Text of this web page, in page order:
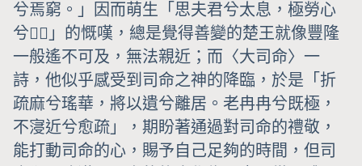
兮焉窮。」因而萌生「思夫君兮太息，極勞心
兮𢥞𢥞」的慨嘆，總是覺得善變的楚王就像豐隆
一般遙不可及，無法親近；而〈大司命〉一
詩，他似乎感受到司命之神的降臨，於是「折
疏麻兮瑤華，將以遺兮離居。老冉冉兮既極，
不寖近兮愈疏」，期盼著通過對司命的禮敬，
能打動司命的心，賜予自己足夠的時間，但司